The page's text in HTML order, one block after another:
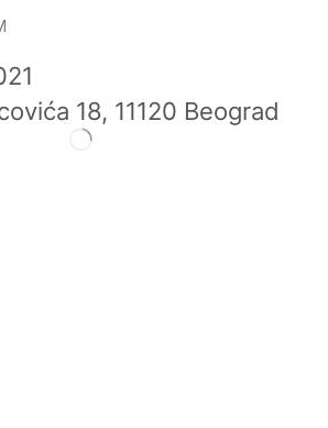
18, 11120 Beograd